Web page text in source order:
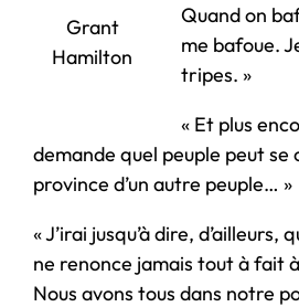
Grant
Hamilton
Quand on
me bafoue.
tripes. »
« Et plus
demande quel peuple peut se
province d’un autre peuple… »
« J’irai jusqu’à dire, d’ailleurs,
ne renonce jamais tout à fait
Nous avons tous dans notre